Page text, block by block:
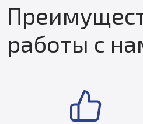
работы с